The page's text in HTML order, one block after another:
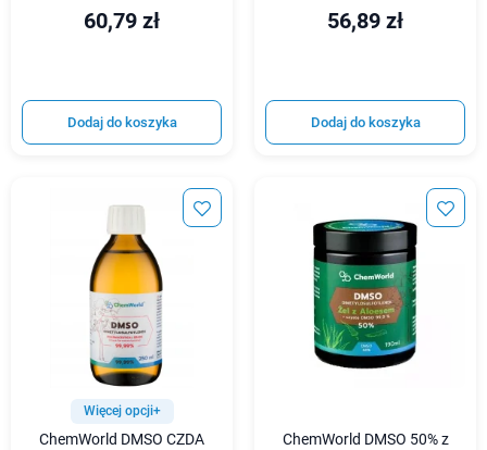
60,79 zł
Dodaj do koszyka
56,89 zł
Dodaj do koszyka
Więcej opcji+
ChemWorld DMSO CZDA
ChemWorld DMSO 50% z